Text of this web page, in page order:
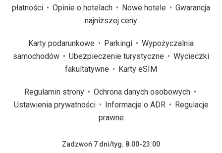
płatności
Opinie o hotelach Nowe hotele
Gwarancja
najniższej ceny
Karty podarunkowe Parkingi
Wypożyczalnia
samochodów
Ubezpieczenie turystyczne
Wycieczki
fakultatywne
Karty eSIM
Regulamin strony
Ochrona danych osobowych
Ustawienia prywatności
Informacje o ADR
Regulacje
prawne
Zadzwoń 7 dni/tyg. 8:00-23:00